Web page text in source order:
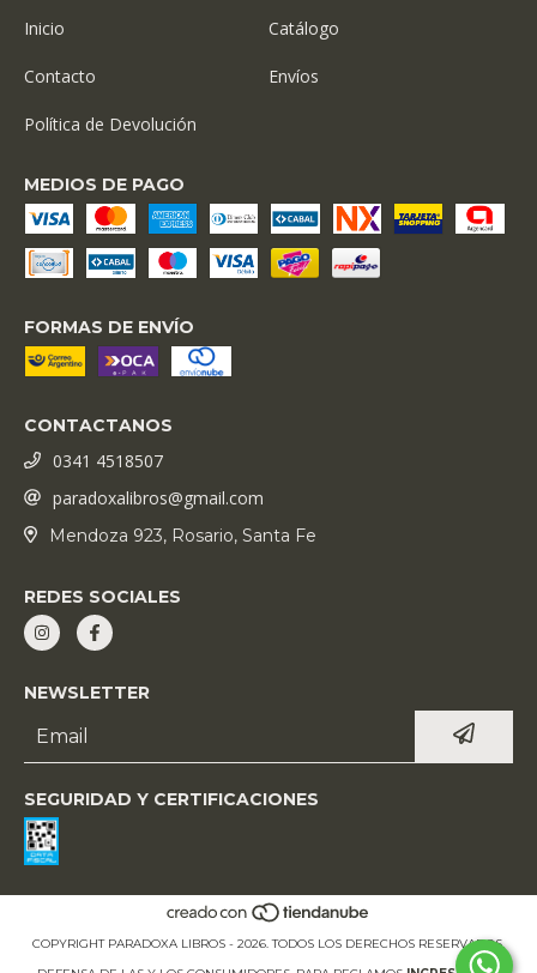
Inicio Catálogo
Contacto Envíos
Política de Devolución
MEDIOS DE PAGO
FORMAS DE ENVÍO
CONTACTANOS
0341 4518507
paradoxalibros@gmail.com
Mendoza 923, Rosario, Santa Fe
REDES SOCIALES
NEWSLETTER
SEGURIDAD Y CERTIFICACIONES
COPYRIGHT PARADOXA LIBROS - 2026. TODOS LOS DERECHOS RESERVADOS.